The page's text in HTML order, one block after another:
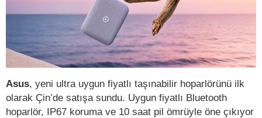
Asus, yeni ultra uygun fiyatlı taşınabilir hoparlörünü ilk
olarak Çin’de satışa sundu. Uygun fiyatlı Bluetooth
hoparlör, IP67 koruma ve 10 saat pil ömrüyle öne çıkıyor